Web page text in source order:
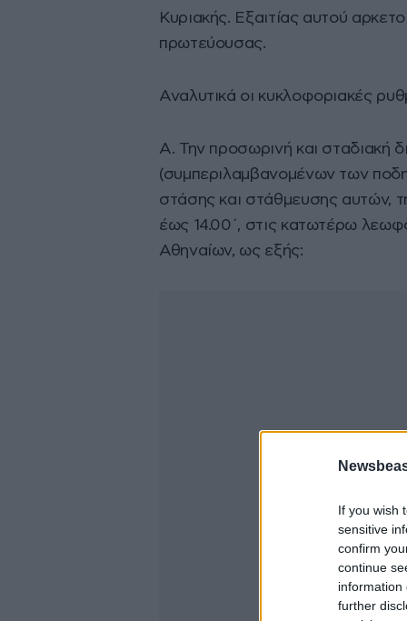
If you wish
sensitive
confirm
continue
information
further
Κυριακής. Εξαιτίας αυτού
πρωτεύουσας.
Αναλυτικά οι κυκλοφοριακές
Α. Την προσωρινή και σταδιακή
(συμπεριλαμβανομένων των
στάσης και στάθμευσης αυτών,
έως 14.00΄, στις κατωτέρω
Αθηναίων, ως εξής: